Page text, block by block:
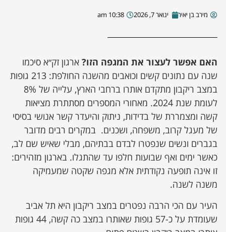
מירב בן יאיר ינואר 7, 2026 10:38 am
האם אפשר לעצור את המגפה הזו? ארגון זק״א סיכמו
שנה עם נתונים קשים וכואבים מהשנה החולפת: 213 גופות
במצב ריקבון מתקדם אותרו ברחבי הארץ, עלייה של 8%
לעומת שנת 2024. מאחורי המספרים מסתתרת מציאות
קשה ומצמררת של בדידות, ניתוק והיעדר קשר אנושי בסיסי
של מעגל קרוב, משפחה, ושכנים. במקרים רבים מדובר
בגברים ונשים שנפטרו לבדם בבתיהם, מבלי שאיש שם לב,
כאשר ימים ואף שבועות חלפו עד שהתגלו. בארגון מזהירים:
זו אינה תופעה נקודתית אלא מגפה שקטה שמעמיקה
משנה לשנה.
העיר עם הכי הרבה נפטרים במצב ריקבון היא תל אביב
שעומדת על כ-57 גופות שאותרו במצב כה קשה, 44 גופות